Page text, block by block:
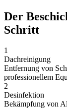
Der
Schritt
1
Dachreinigung
Entfernung von
professionellem
2
Desinfektion
Bekämpfung von